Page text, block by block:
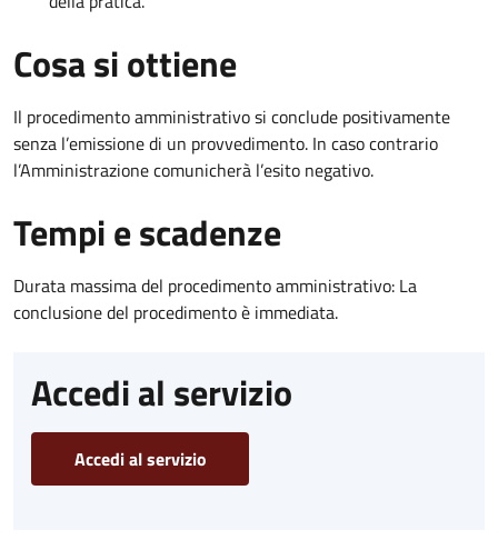
Cosa si ottiene
Il procedimento amministrativo si conclude positivamente
senza l’emissione di un provvedimento. In caso contrario
l’Amministrazione comunicherà l’esito negativo.
Tempi e scadenze
Durata massima del procedimento amministrativo: La
conclusione del procedimento è immediata.
Accedi al servizio
Accedi al servizio